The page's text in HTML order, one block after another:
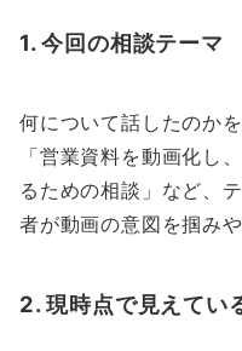
1. 今回の相談テーマ
何について話したのか
「営業資料を動画化し
るための相談」など、
者が動画の意図を掴み
2. 現時点で見えてい